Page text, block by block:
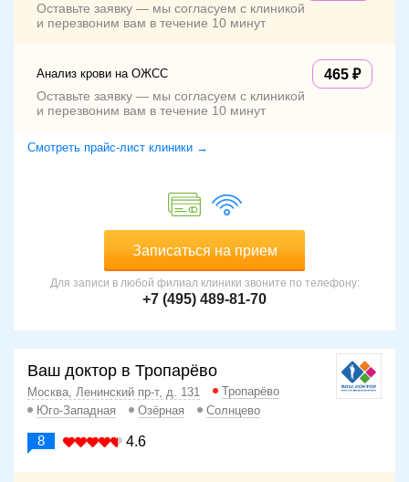
Оставьте заявку — мы согласуем с клиникой
и перезвоним вам в течение 10 минут
Анализ крови на ОЖСС 465
Оставьте заявку — мы согласуем с клиникой
и перезвоним вам в течение 10 минут
Смотреть прайс-лист клиники →
Записаться на прием
Для записи в любой филиал клиники звоните по телефону:
+7 (495) 489-81-70
Ваш доктор в Тропарёво
Москва, Ленинский пр-т, д. 131
Тропарёво
Юго-Западная
Озёрная Солнцево
8 4.6